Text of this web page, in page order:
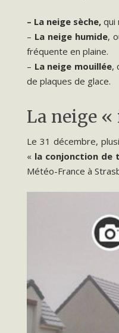
– La neige sèche, qui
– La neige humide,
fréquente en plaine.
– La neige mouillée,
de plaques de glace.
La neige
Le 31 décembre,
« la conjonction de
Météo-France à